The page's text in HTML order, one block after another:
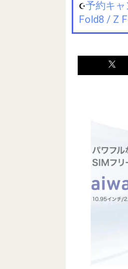
☪️予約キャ
Fold8 / Z